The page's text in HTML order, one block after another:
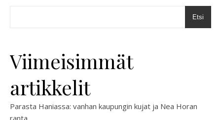
Etsi
Viimeisimmät
artikkelit
Parasta Haniassa: vanhan kaupungin kujat ja Nea Horan